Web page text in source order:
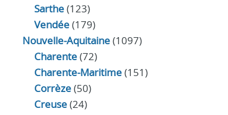
Sarthe(123)
Vendée(179)
Nouvelle-Aquitaine(1097)
Charente(72)
Charente-Maritime(151)
Corrèze(50)
Creuse(24)